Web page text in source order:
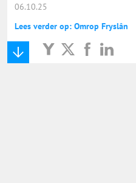
06.10.25
Lees verder op: Omrop Fryslân